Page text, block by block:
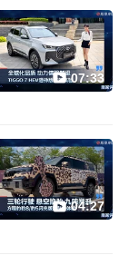
07:33
04:27